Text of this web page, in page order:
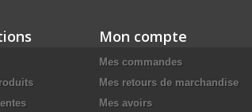
Mon compte
Mes commandes
Mes retours de marchandise
Mes avoirs